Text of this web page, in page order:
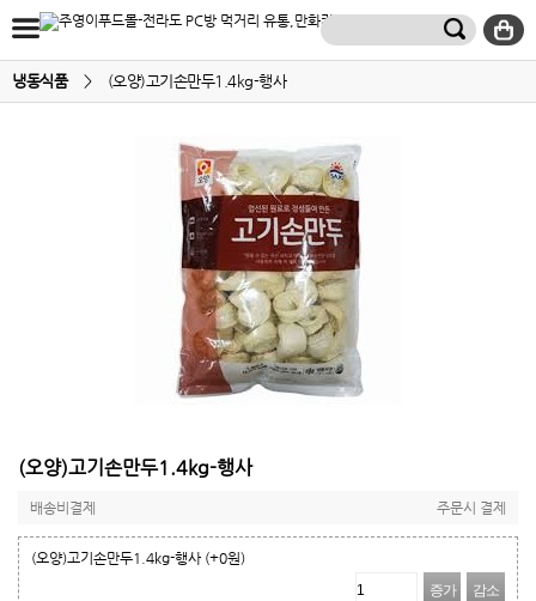
냉동식품 > (오양)고기손만두1.4kg-행사
(오양)고기손만두1.4kg-행사
배송비결제 주문시 결제
(오양)고기손만두1.4kg-행사 (+0원)
증가
감소